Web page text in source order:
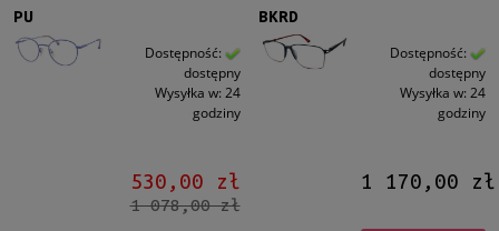
PU
Dostępność:
dostępny
Wysyłka w: 24
godziny
530,00 zł
1 078,00 zł
BKRD
Dostępność:
dostępny
Wysyłka w: 24
godziny
1 170,00 zł